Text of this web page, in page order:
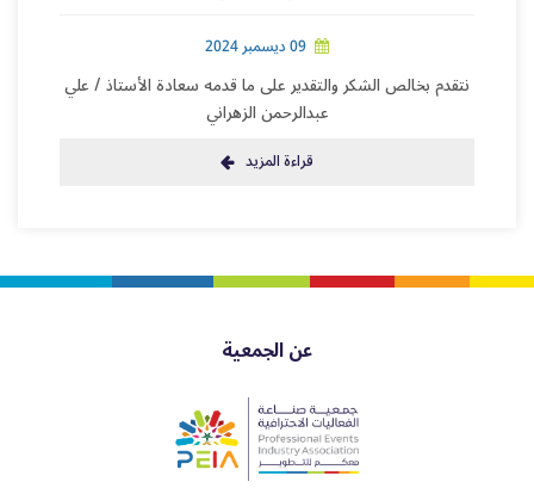
09 ديسمبر 2024
نتقدم بخالص الشكر والتقدير على ما قدمه سعادة الأستاذ /⁨ علي
عبدالرحمن الزهراني
قراءة المزيد
عن الجمعية